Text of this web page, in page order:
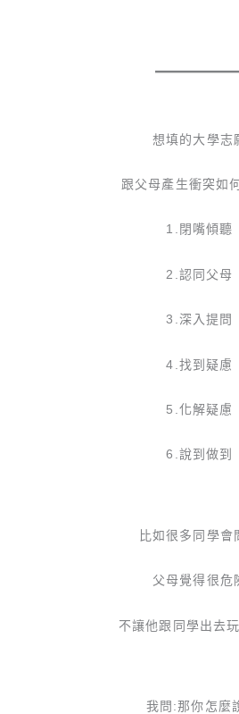
想填的大學志
跟父母產生衝突如
1.閉嘴傾聽
2.認同父母
3.深入提問
4.找到疑慮
5.化解疑慮
6.說到做到
比如很多同學會
父母覺得很危
不讓他跟同學出去
我問:那你怎麼